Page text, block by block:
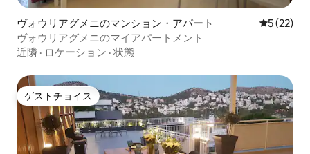
ヴォウリアグメニのマンション・アパート レビュー
5 (22)
ヴォウリアグメニのマイアパートメント
近隣 · ロケーション · 状態
ゲストチョイス
ゲストチョイス